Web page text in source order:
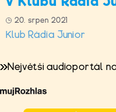
20. srpen 2021
Klub Rádia Junior
Největší audioportál